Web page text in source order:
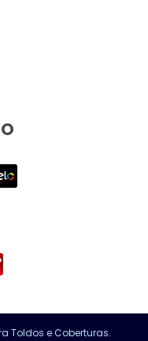
Toldos e Coberturas.